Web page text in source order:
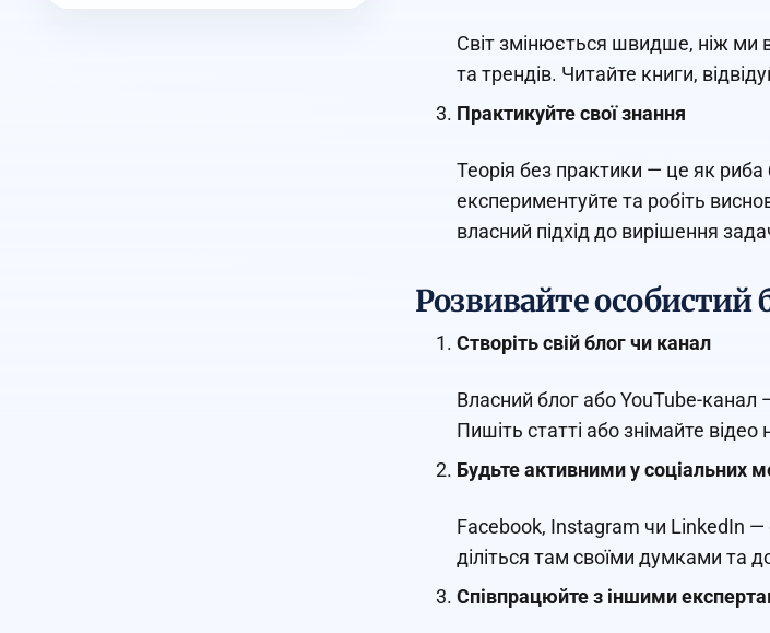
Світ змінюється швидше, ніж ми
та трендів. Читайте книги,
Практикуйте свої знання
Теорія без практики — це як риба
експериментуйте та робіть
власний підхід до вирішення
Розвивайте особистий
Створіть свій блог чи канал
Власний блог або YouTube-
Пишіть статті або знімайте відео
Будьте активними у соціальних
Facebook, Instagram чи LinkedIn —
діліться там своїми думками та
Співпрацюйте з іншими